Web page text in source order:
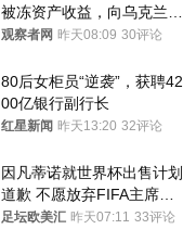
被冻资产收益，向乌克兰提
供援助
观察者网 昨天08:09 30评论
80后女柜员“逆袭”，获聘42
00亿银行副行长
红星新闻 昨天13:20 32评论
因凡蒂诺就世界杯出售计划
道歉 不愿放弃FIFA主席职
位
足坛欧美汇 昨天07:11 33评论